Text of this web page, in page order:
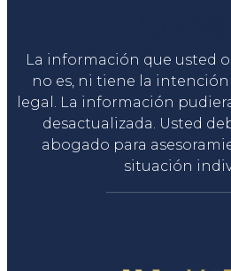
La información que usted
no es, ni tiene la intención
legal. La información
desactualizada. Usted
abogado para
situación